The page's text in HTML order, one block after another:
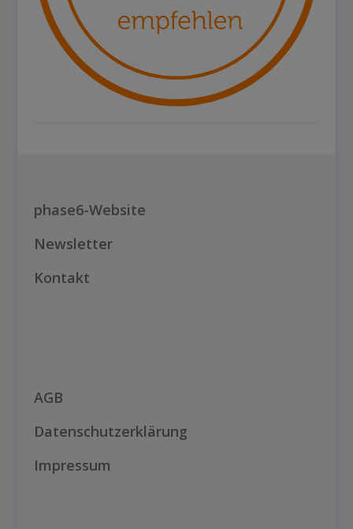
phase6-Website
Newsletter
Kontakt
AGB
Datenschutzerklärung
Impressum